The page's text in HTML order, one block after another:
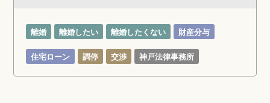
離婚 離婚したい 離婚したくない 財産分与
住宅ローン 調停 交渉 神戸法律事務所